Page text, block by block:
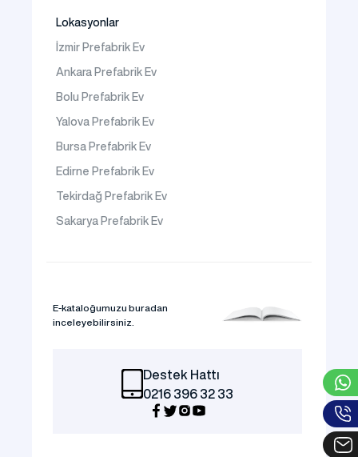
Lokasyonlar
İzmir Prefabrik Ev
Ankara Prefabrik Ev
Bolu Prefabrik Ev
Yalova Prefabrik Ev
Bursa Prefabrik Ev
Edirne Prefabrik Ev
Tekirdağ Prefabrik Ev
Sakarya Prefabrik Ev
E-kataloğumuzu buradan
inceleyebilirsiniz.
Destek Hattı
0216 396 32 33